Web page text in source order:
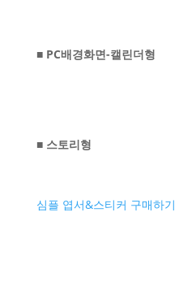
■ PC배경화면-캘린더형
■ 스토리형
심플 엽서&스티커 구매하기